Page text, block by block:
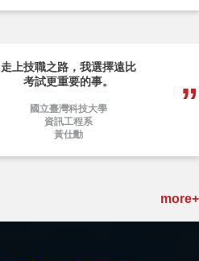
走上技職之路，我選擇遠比
考試更重要的事。
國立臺灣科技大學
資訊工程系
黃仕勳
more+